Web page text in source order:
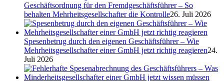
Geschäftsordnung für den Fremdgeschäftsführer – So
behalten Mehrheitsgesellschafter die Kontrolle26. Juli 2026
Spesenbetrug durch den eigenen Geschäftsführer – Wie
Mehrheitsgesellschafter einer GmbH jetzt richtig reagieren24.
Juli 2026